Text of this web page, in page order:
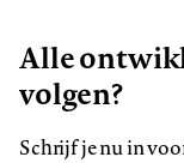
Alle
volgen?
Schrijf je nu in